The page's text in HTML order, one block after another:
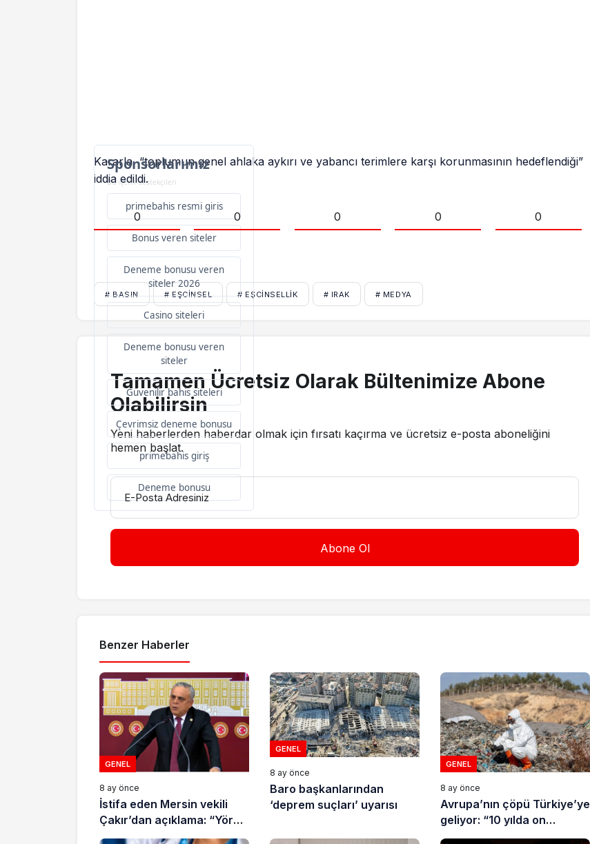
Sponsorlarımız
Bu içerik destekçileri
primebahis resmi giris
Bonus veren siteler
Deneme bonusu veren
siteler 2026
Casino siteleri
Deneme bonusu veren
siteler
Güvenilir bahis siteleri
Çevrimsiz deneme bonusu
primebahis giriş
Deneme bonusu
Kararla, “toplumun genel ahlaka aykırı ve yabancı terimlere karşı korunmasının hedeflendiği”
iddia edildi.
0 0 0 0 0
# BASIN # EŞCINSEL # EŞCINSELLIK # IRAK # MEDYA
Tamamen Ücretsiz Olarak Bültenimize Abone
Olabilirsin
Yeni haberlerden haberdar olmak için fırsatı kaçırma ve ücretsiz e-posta aboneliğini
hemen başlat.
E-Posta Adresiniz
Benzer Haberler
GENEL
8 ay önce
İstifa eden Mersin vekili
Çakır’dan açıklama: “Yörük
çocuğu, suçlanan
GENEL
8 ay önce
Baro başkanlarından
‘deprem suçları’ uyarısı
GENEL
8 ay önce
Avrupa’nın çöpü Türkiye’ye
geliyor: “10 yılda on
milyonlarca atık ihracı”